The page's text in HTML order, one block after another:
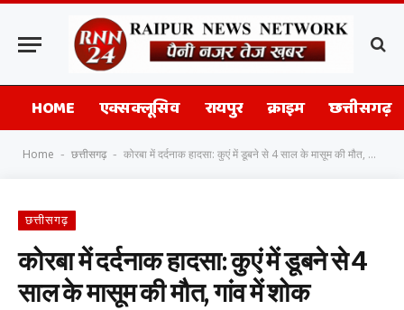
HOME एक्सक्लूसिव रायपुर क्राइम छत्तीसगढ़
Home - छत्तीसगढ़ - कोरबा में दर्दनाक हादसा: कुएं में डूबने से 4 साल के मासूम की मौत, गांव में शोक
छत्तीसगढ़
कोरबा में दर्दनाक हादसा: कुएं में डूबने से 4
साल के मासूम की मौत, गांव में शोक